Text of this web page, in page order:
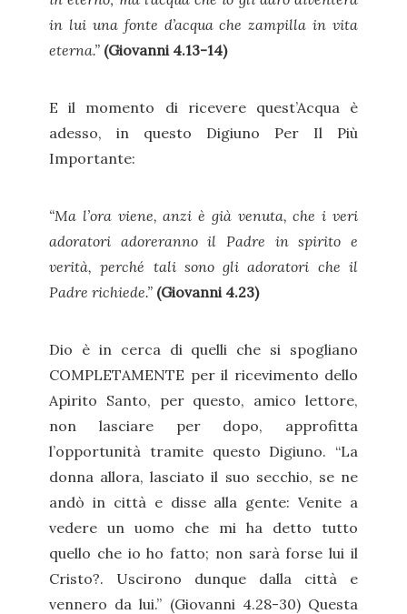
in lui una fonte d’acqua che zampilla in vita
eterna.” (Giovanni 4.13-14)
E il momento di ricevere quest’Acqua è
adesso, in questo Digiuno Per Il Più
Importante:
“Ma l’ora viene, anzi è già venuta, che i veri
adoratori adoreranno il Padre in spirito e
verità, perché tali sono gli adoratori che il
Padre richiede.” (Giovanni 4.23)
Dio è in cerca di quelli che si spogliano
COMPLETAMENTE per il ricevimento dello
Apirito Santo, per questo, amico lettore,
non lasciare per dopo, approfitta
l’opportunità tramite questo Digiuno. “La
donna allora, lasciato il suo secchio, se ne
andò in città e disse alla gente: Venite a
vedere un uomo che mi ha detto tutto
quello che io ho fatto; non sarà forse lui il
Cristo?. Uscirono dunque dalla città e
vennero da lui.” (Giovanni 4.28-30) Questa